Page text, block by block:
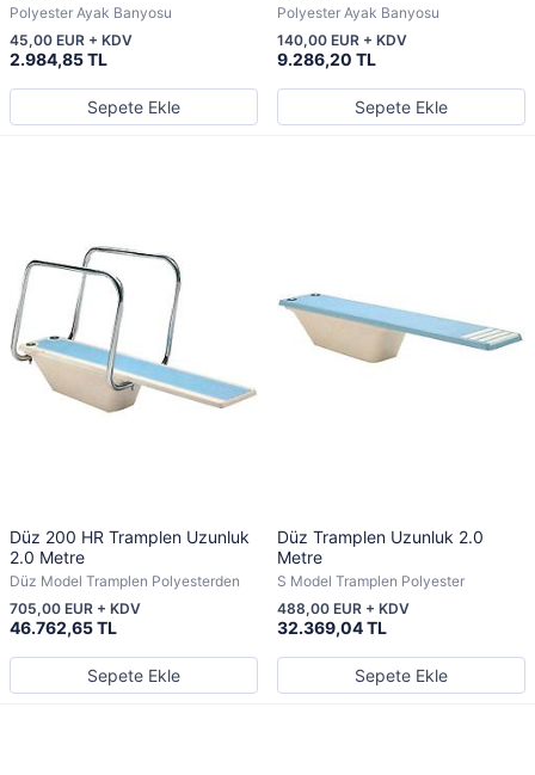
Polyester Ayak Banyosu
2.984,85 TL
45,00 EUR + KDV
Sepete Ekle
Polyester Ayak Banyosu
9.286,20 TL
140,00 EUR + KDV
Sepete Ekle
Düz 200 HR Tramplen Uzunluk
2.0 Metre
Düz Model Tramplen Polyesterden
46.762,65 TL
705,00 EUR + KDV
Sepete Ekle
Düz Tramplen Uzunluk 2.0
Metre
S Model Tramplen Polyester
32.369,04 TL
488,00 EUR + KDV
Sepete Ekle